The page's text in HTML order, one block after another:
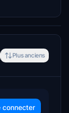
Plus anciens
connecter